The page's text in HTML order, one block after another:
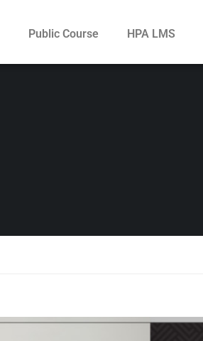
Public Course HPA LMS